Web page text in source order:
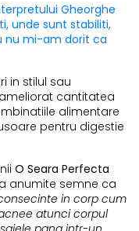
Gheorghe
unde sunt stabiliti,
nu mi-am dorit ca
in stilul sau
cantitatea
alimentare
pentru digestie
O Seara Perfecta
anumite semne ca
in corp cum
atunci corpul